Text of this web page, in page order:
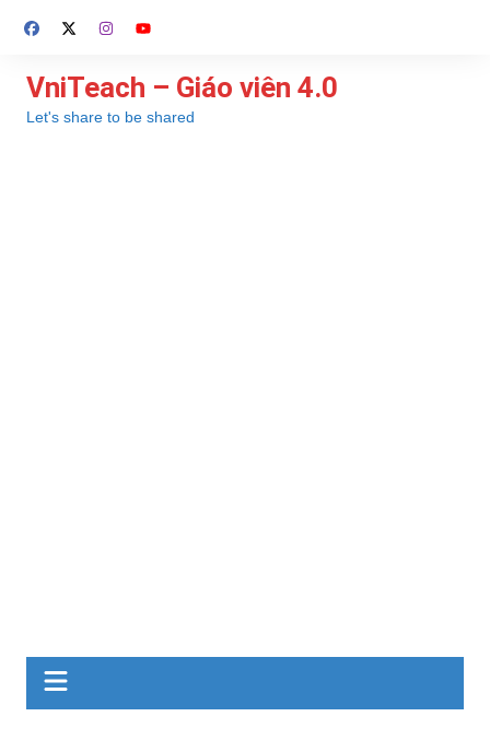
đến
dung
VniTeach – Giáo viên 4.0
Let's share to be shared